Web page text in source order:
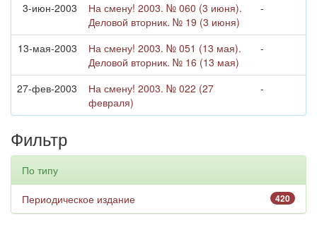
3-июн-2003
На смену! 2003. № 060 (3 июня).
Деловой вторник. № 19 (3 июня)
-
13-мая-2003
На смену! 2003. № 051 (13 мая).
Деловой вторник. № 16 (13 мая)
-
27-фев-2003
На смену! 2003. № 022 (27
февраля)
-
Фильтр
По типу
420
Периодическое издание